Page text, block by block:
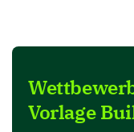
regarding
Please describe
competitors.
Vorlage